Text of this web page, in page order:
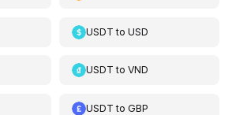
USDT toUSD
USDT toVND
USDT toGBP